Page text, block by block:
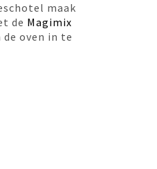
maak
de Magimix
oven in te